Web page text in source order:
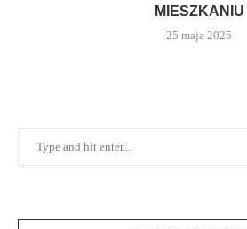
MIESZKANIU
25 maja 2025